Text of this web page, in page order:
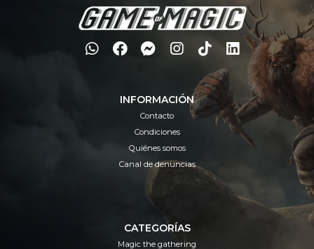
INFORMACIÓN
Contacto
Condiciones
Quiénes somos
Canal de denuncias
CATEGORÍAS
Magic the gathering